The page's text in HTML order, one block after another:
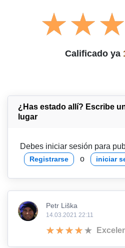
Calificado ya
¿Has estado allí? Escribe
lugar
Debes iniciar sesión para
Registrarse o iniciar
Petr Liška
14.03.2021 22:11